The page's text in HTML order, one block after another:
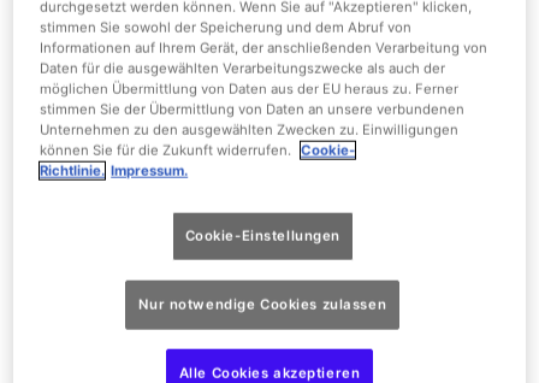
bei Buchung >14
Tage im Voraus
bei Buchung 1-13
Tage im Voraus
10 - 49
Schüler
24,50 € p.P. 26,50 € p.P.
Ab 150
Schüler
21,50 € p.P. 23,50 € p.P.
durchgesetzt werden können. Wenn Sie auf "Akzeptieren" klicken,
stimmen Sie sowohl der Speicherung und dem Abruf von
Informationen auf Ihrem Gerät, der anschließenden Verarbeitung von
Daten für die ausgewählten Verarbeitungszwecke als auch der
möglichen Übermittlung von Daten aus der EU heraus zu. Ferner
stimmen Sie der Übermittlung von Daten an unsere verbundenen
Unternehmen zu den ausgewählten Zwecken zu. Einwilligungen
können Sie für die Zukunft widerrufen.
Cookie-
Richtlinie. Impressum.
Cookie-Einstellungen
Nur notwendige Cookies zulassen
Alle Cookies akzeptieren